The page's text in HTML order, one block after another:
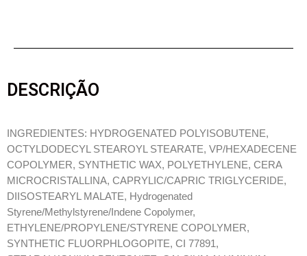
DESCRIÇÃO
INGREDIENTES: HYDROGENATED POLYISOBUTENE,
OCTYLDODECYL STEAROYL STEARATE, VP/HEXADECENE
COPOLYMER, SYNTHETIC WAX, POLYETHYLENE, CERA
MICROCRISTALLINA, CAPRYLIC/CAPRIC TRIGLYCERIDE,
DIISOSTEARYL MALATE, Hydrogenated
Styrene/Methylstyrene/Indene Copolymer,
ETHYLENE/PROPYLENE/STYRENE COPOLYMER,
SYNTHETIC FLUORPHLOGOPITE, CI 77891,